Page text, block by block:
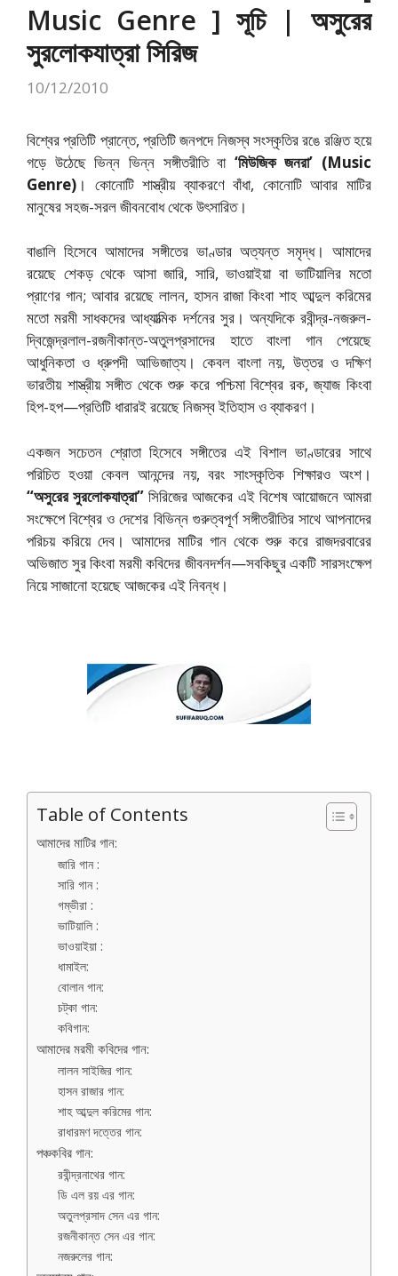
Music Genre ] সূচি | অসুরের
সুরলোকযাত্রা সিরিজ
10/12/2010
বিশ্বের প্রতিটি প্রান্তে, প্রতিটি জনপদে নিজস্ব সংস্কৃতির রঙে রঞ্জিত হয়ে
গড়ে উঠেছে ভিন্ন ভিন্ন সঙ্গীতরীতি বা ‘মিউজিক জনরা’ (Music
Genre) । কোনোটি শাস্ত্রীয় ব্যাকরণে বাঁধা, কোনোটি আবার মাটির
মানুষের সহজ-সরল জীবনবোধ থেকে উৎসারিত।
বাঙালি হিসেবে আমাদের সঙ্গীতের ভাণ্ডার অত্যন্ত সমৃদ্ধ। আমাদের
রয়েছে শেকড় থেকে আসা জারি, সারি, ভাওয়াইয়া বা ভাটিয়ালির মতো
প্রাণের গান; আবার রয়েছে লালন, হাসন রাজা কিংবা শাহ আব্দুল করিমের
মতো মরমী সাধকদের আধ্যাত্মিক দর্শনের সুর। অন্যদিকে রবীন্দ্র-নজরুল-
দ্বিজেন্দ্রলাল-রজনীকান্ত-অতুলপ্রসাদের হাতে বাংলা গান পেয়েছে
আধুনিকতা ও ধ্রুপদী আভিজাত্য। কেবল বাংলা নয়, উত্তর ও দক্ষিণ
ভারতীয় শাস্ত্রীয় সঙ্গীত থেকে শুরু করে পশ্চিমা বিশ্বের রক, জ্যাজ কিংবা
হিপ-হপ—প্রতিটি ধারারই রয়েছে নিজস্ব ইতিহাস ও ব্যাকরণ।
একজন সচেতন শ্রোতা হিসেবে সঙ্গীতের এই বিশাল ভাণ্ডারের সাথে
পরিচিত হওয়া কেবল আনন্দের নয়, বরং সাংস্কৃতিক শিক্ষারও অংশ।
“অসুরের সুরলোকযাত্রা” সিরিজের আজকের এই বিশেষ আয়োজনে আমরা
সংক্ষেপে বিশ্বের ও দেশের বিভিন্ন গুরুত্বপূর্ণ সঙ্গীতরীতির সাথে আপনাদের
পরিচয় করিয়ে দেব। আমাদের মাটির গান থেকে শুরু করে রাজদরবারের
অভিজাত সুর কিংবা মরমী কবিদের জীবনদর্শন—সবকিছুর একটি সারসংক্ষেপ
নিয়ে সাজানো হয়েছে আজকের এই নিবন্ধ।
Table of Contents
আমাদের মাটির গান:
জারি গান :
সারি গান :
গম্ভীরা :
ভাটিয়ালি :
ভাওয়াইয়া :
ধামাইল:
বোলান গান:
চট্‌কা গান:
কবিগান:
আমাদের মরমী কবিদের গান:
লালন সাইজির গান:
হাসন রাজার গান:
শাহ আব্দুল করিমের গান:
রাধারমণ দত্তের গান:
পঞ্চকবির গান:
রবীন্দ্রনাথের গান:
ডি এল রয় এর গান:
অতুলপ্রসাদ সেন এর গান:
রজনীকান্ত সেন এর গান:
নজরুলের গান: